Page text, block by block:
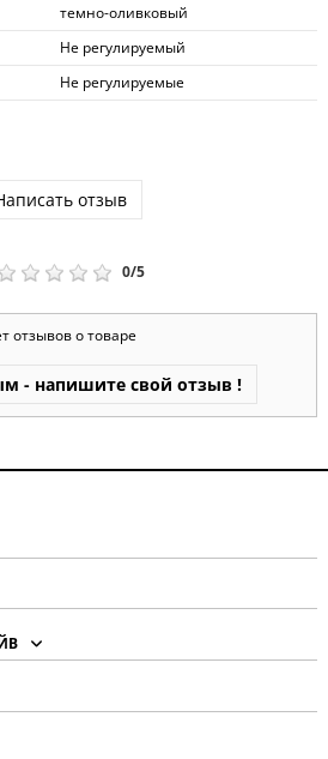
темно-оливковый
Не регулируемый
Не регулируемые
отзыв
0/5
отзывов о товаре
- напишите свой отзыв !